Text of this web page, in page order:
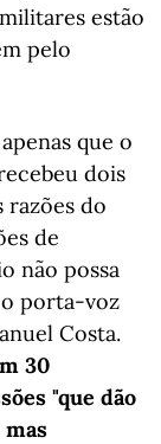
estão
pelo
que o
dois
razões do
de
não possa
porta-voz
Costa.
30
"que dão